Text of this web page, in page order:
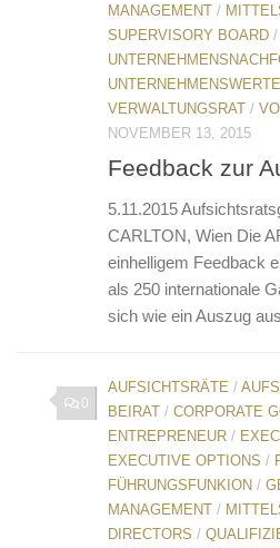
MANAGEMENT /
SUPERVISORY BOARD /
UNTERNEHMENSWERTE
VERWALTUNGSRAT /
NOVEMBER 13, 2015
Feedback zur
5.11.2015
CARLTON, Wien Die
einhelligem Feedback
als 250 internationale
sich wie ein Auszug
0
AUFSICHTSRÄTE /
BEIRAT / CORPORATE
ENTREPRENEUR /
EXECUTIVE OPTIONS /
FÜHRUNGSFUNKION /
MANAGEMENT /
DIRECTORS /